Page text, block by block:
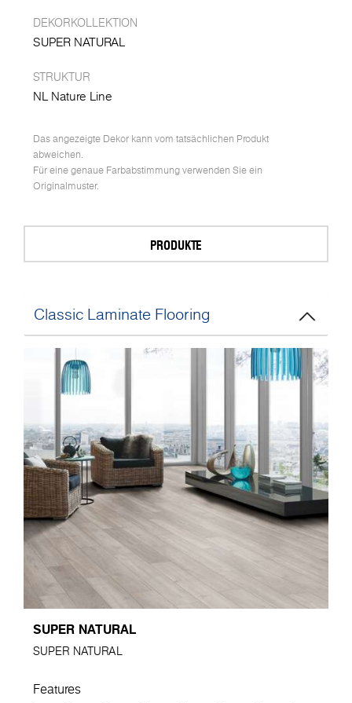
DEKORKOLLEKTION
SUPER NATURAL
STRUKTUR
NL Nature Line
Das angezeigte Dekor kann vom tatsächlichen Produkt
abweichen.
Für eine genaue Farbabstimmung verwenden Sie ein
Originalmuster.
PRODUKTE
Classic Laminate Flooring
SUPER NATURAL
SUPER NATURAL
Features